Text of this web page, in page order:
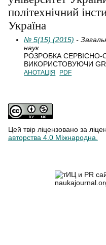
політехнічний
Україна
№ 5(15) (2015) -
наук
РОЗРОБКА СЕРВІСНО-
ВИКОРИСТОВУЮЧИ
АНОТАЦІЯ PDF
Цей твір ліцензовано за
авторства 4.0 Міжнародна.